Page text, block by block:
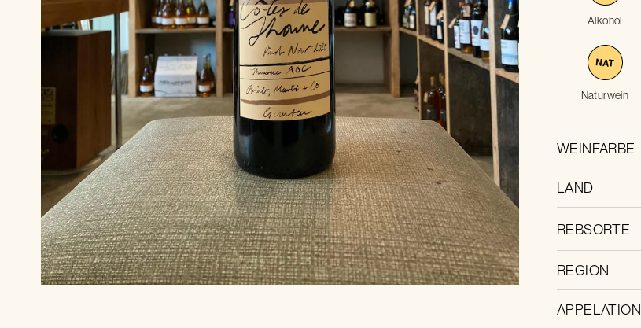
Alkohol
NAT
Naturwein
WEINFARBE
LAND
REBSORTE
REGION
APPELATION